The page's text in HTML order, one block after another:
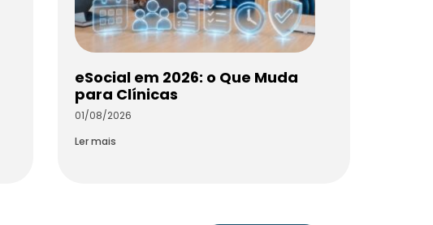
eSocial em 2026: o Que Muda
para Clínicas
01/08/2026
Ler mais